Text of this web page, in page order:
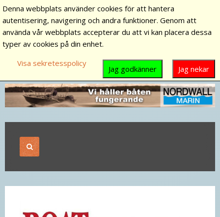
Denna webbplats använder cookies för att hantera
autentisering, navigering och andra funktioner. Genom att
använda vår webbplats accepterar du att vi kan placera dessa
typer av cookies på din enhet.
Visa sekretesspolicy
Jag nekar
Jag godkänner